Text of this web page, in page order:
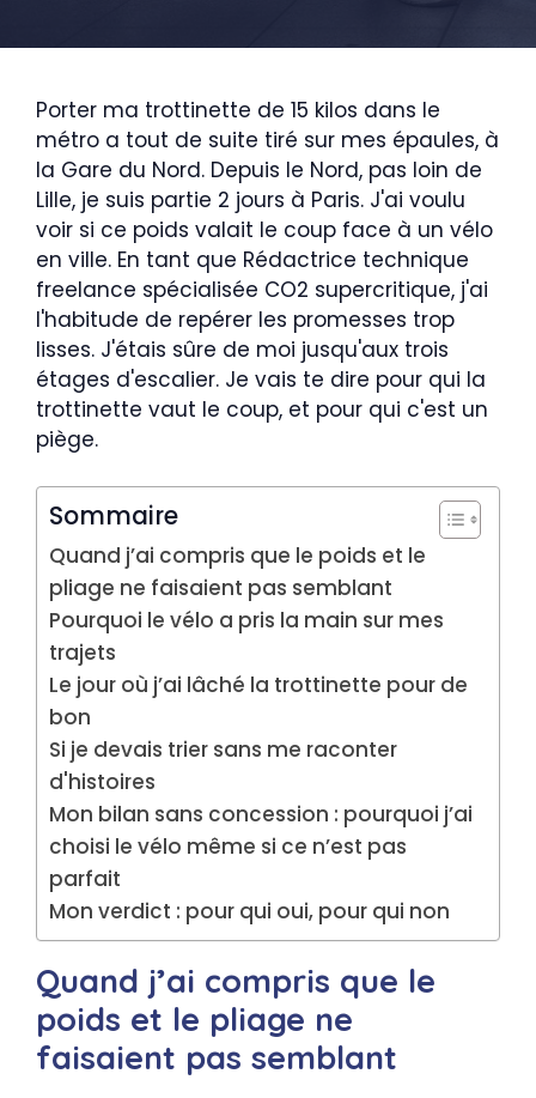
Porter ma trottinette de 15 kilos dans le
métro a tout de suite tiré sur mes épaules, à
la Gare du Nord. Depuis le Nord, pas loin de
Lille, je suis partie 2 jours à Paris. J'ai voulu
voir si ce poids valait le coup face à un vélo
en ville. En tant que Rédactrice technique
freelance spécialisée CO2 supercritique, j'ai
l'habitude de repérer les promesses trop
lisses. J'étais sûre de moi jusqu'aux trois
étages d'escalier. Je vais te dire pour qui la
trottinette vaut le coup, et pour qui c'est un
piège.
Sommaire
Quand j’ai compris que le poids et le
pliage ne faisaient pas semblant
Pourquoi le vélo a pris la main sur mes
trajets
Le jour où j’ai lâché la trottinette pour de
bon
Si je devais trier sans me raconter
d'histoires
Mon bilan sans concession : pourquoi j’ai
choisi le vélo même si ce n’est pas
parfait
Mon verdict : pour qui oui, pour qui non
Quand j’ai compris que le
poids et le pliage ne
faisaient pas semblant